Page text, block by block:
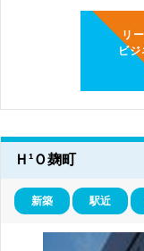
リ
ビ
Ｈ¹Ｏ麹町
新築 駅近